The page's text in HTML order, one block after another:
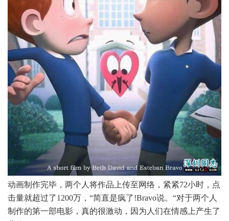
动画制作完毕，两个人将作品上传至网络，紧紧72小时，点
击量就超过了1200万，“简直是疯了!Bravo说。“对于两个人
制作的第一部电影，真的很激动，因为人们在情感上产生了